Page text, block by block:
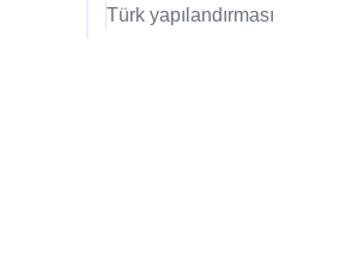
Türk yapılandırması